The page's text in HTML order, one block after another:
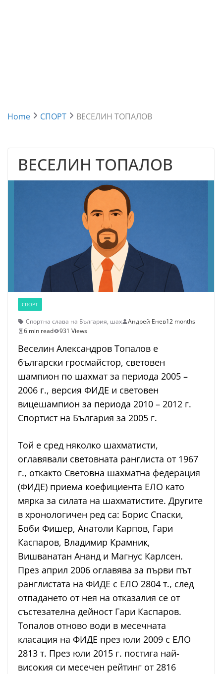
Home СПОРТ ВЕСЕЛИН ТОПАЛОВ
ВЕСЕЛИН ТОПАЛОВ
СПОРТ
Спортна слава на България, шах Андрей Енев12 months
6 min read
931 Views
Веселин Александров Топалов е
български гросмайстор, световен
шампион по шахмат за периода 2005 –
2006 г., версия ФИДЕ и световен
вицешампион за периода 2010 – 2012 г.
Спортист на България за 2005 г.
Той е сред няколко шахматисти,
оглавявали световната ранглиста от 1967
г., откакто Световна шахматна федерация
(ФИДЕ) приема коефициента ЕЛО като
мярка за силата на шахматистите. Другите
в хронологичен ред са: Борис Спаски,
Боби Фишер, Анатоли Карпов, Гари
Каспаров, Владимир Крамник,
Вишванатан Ананд и Магнус Карлсен.
През април 2006 оглавява за първи път
ранглистата на ФИДЕ с ЕЛО 2804 т., след
отпадането от нея на отказалия се от
състезателна дейност Гари Каспаров.
Топалов отново води в месечната
класация на ФИДЕ през юли 2009 с ЕЛО
2813 т. През юли 2015 г. постига най-
високия си месечен рейтинг от 2816